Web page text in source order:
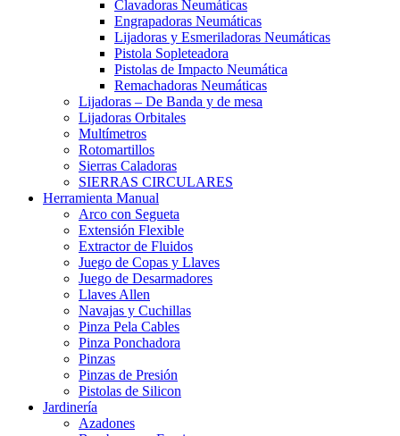
Clavadoras Neumáticas
Engrapadoras Neumáticas
Lijadoras y Esmeriladoras Neumáticas
Pistola Sopleteadora
Pistolas de Impacto Neumática
Remachadoras Neumáticas
Lijadoras – De Banda y de mesa
Lijadoras Orbitales
Multímetros
Rotomartillos
Sierras Caladoras
SIERRAS CIRCULARES
Herramienta Manual
Arco con Segueta
Extensión Flexible
Extractor de Fluidos
Juego de Copas y Llaves
Juego de Desarmadores
Llaves Allen
Navajas y Cuchillas
Pinza Pela Cables
Pinza Ponchadora
Pinzas
Pinzas de Presión
Pistolas de Silicon
Jardinería
Azadones